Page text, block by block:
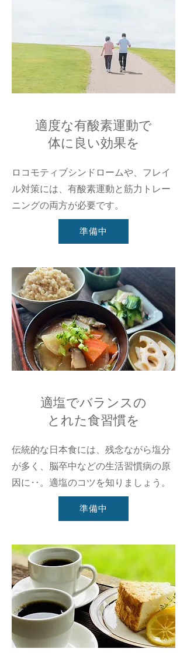
適度な有酸素運動で
体に良い効果を
ロコモティブシンドロームや、フレイ
ル対策には、有酸素運動と筋力トレー
ニングの両方が必要です。
準備中
適塩でバランスの
とれた食習慣を
伝統的な日本食には、残念ながら塩分
が多く、脳卒中などの生活習慣病の原
因に‥。適塩のコツを知りましょう。
準備中